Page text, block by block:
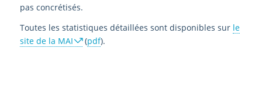
pas concrétisés.
Toutes les statistiques détaillées sont disponibles sur le
site de la MAI
(pdf).